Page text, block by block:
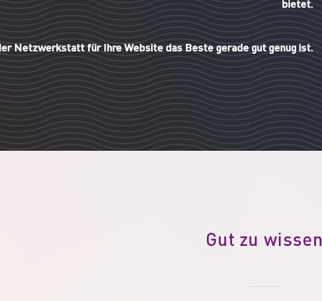
bietet.
Netzwerkstatt für Ihre Website das Beste gerade gut genug ist.
Gut zu wissen